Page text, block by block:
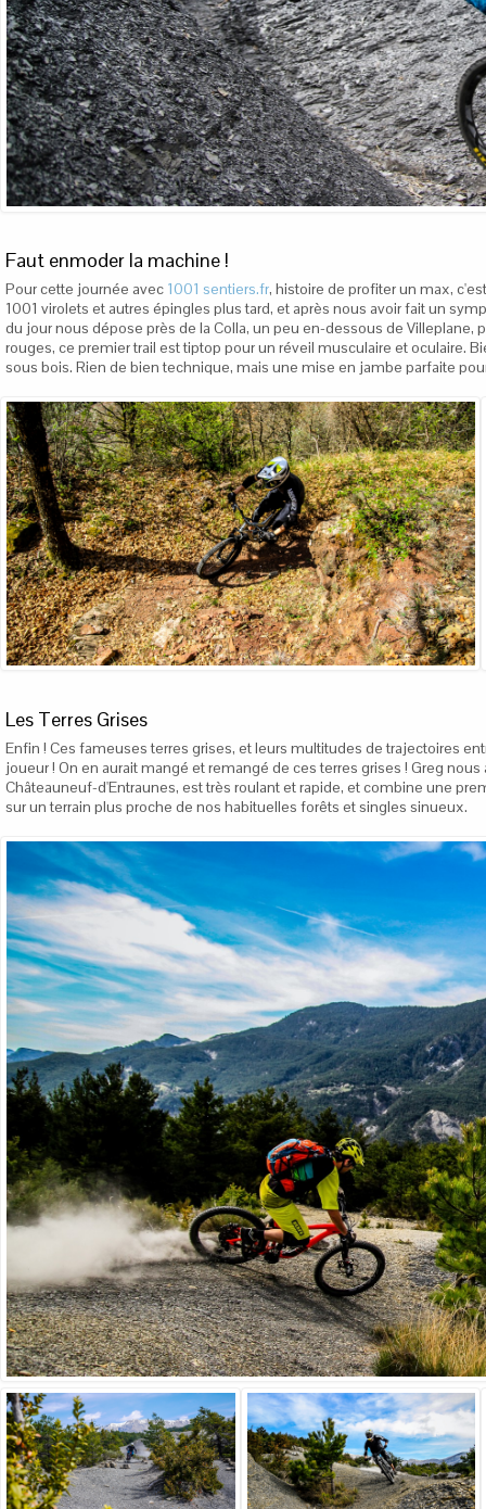
Faut enmoder la machine !
Pour cette journée avec 1001 sentiers.fr, histoire de profiter un max,
1001 virolets et autres épingles plus tard, et après nous avoir fait un
du jour nous dépose près de la Colla, un peu en-dessous de
rouges, ce premier trail est tiptop pour un réveil musculaire et oculaire.
sous bois. Rien de bien technique, mais une mise en jambe parfaite
Les Terres Grises
Enfin ! Ces fameuses terres grises, et leurs multitudes de trajectoires
joueur ! On en aurait mangé et remangé de ces terres grises ! Greg
Châteauneuf-d'Entraunes, est très roulant et rapide, et combine une
sur un terrain plus proche de nos habituelles forêts et singles sinueux.